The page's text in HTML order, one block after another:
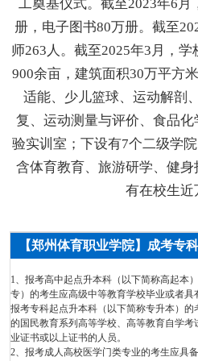
工奠基仪式。截至2023年6月
册，电子图书80万册。截至
师263人。截至2025年3月，
900余亩，建筑面积30万平方
适能、少儿篮球、运动解剖
复、运动测量与评价、食品
验实训室；下设有7个二级学
含体育教育、旅游研学、健身
有在校生近
【郑州体育职业学院】成考专
1、报考高中起点升本科（以下简称高起本
专）的考生应高级中等教育学校毕业或者具
报考专科起点升本科（以下简称专升本）
的国民教育系列高等学校、高等教育自学
业证书或以上证书的人员。
2、报考成人高校医学门类专业的考生应具